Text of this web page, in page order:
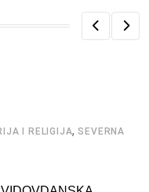
I RELIGIJA, SEVERNA